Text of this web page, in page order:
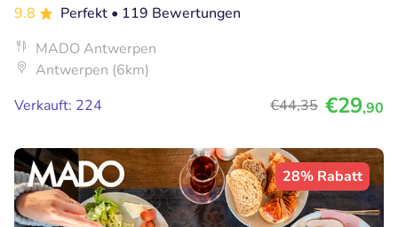
9.8
Perfekt • 119 Bewertungen
MADO Antwerpen
Antwerpen (6km)
Verkauft: 224
€44,35 €29,90
28% Rabatt